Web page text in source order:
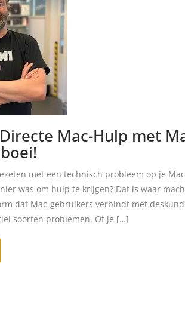
Mac-Hulp met
met een technisch probleem op je
was om hulp te krijgen? Dat is waar
dat Mac-gebruikers verbindt met
soorten problemen. Of je […]